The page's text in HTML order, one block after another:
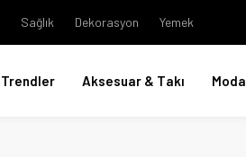
Sağlık Dekorasyon Yemek
Trendler Aksesuar & Takı Moda